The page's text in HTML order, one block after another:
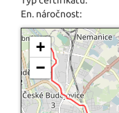
En. náročnost:
+
−